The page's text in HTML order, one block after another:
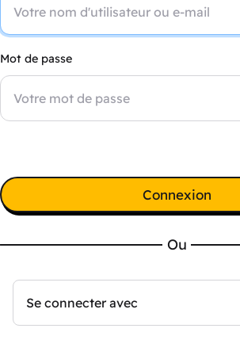
Mot de passe
Connexion
Ou
Se connecter avec